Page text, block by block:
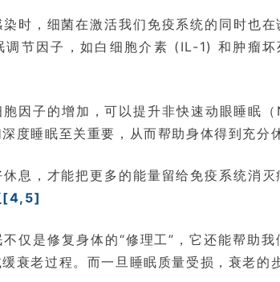
时，细菌在激活我们免疫系统的同时也
调节因子，如白细胞介素 (IL-1) 和肿瘤
因子的增加，可以提升非快速动眼睡眠
度睡眠至关重要，从而帮助身体得到充分
休息，才能把更多的能量留给免疫系统消灭
[4,5]
仅是修复身体的“修理工”，它还能帮助
衰老过程。而一旦睡眠质量受损，衰老的